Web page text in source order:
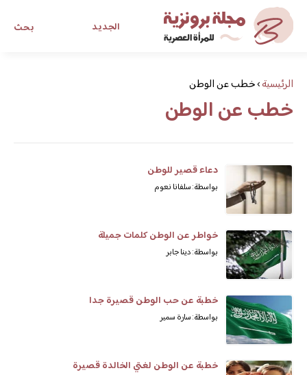
بحث الجديد
مجلة برونزية للفتاة العصرية
ابحث عن أي موضوع يهمك
الرئيسية›خطب عن الوطن
خطب عن الوطن
دعاء قصير للوطن
بواسطة: سلفانا نعوم
خواطر عن الوطن كلمات جميلة
بواسطة: دينا جابر
خطبة عن حب الوطن قصيرة جدا
بواسطة: سارة سمير
خطبة عن الوطن لغتي الخالدة قصيرة